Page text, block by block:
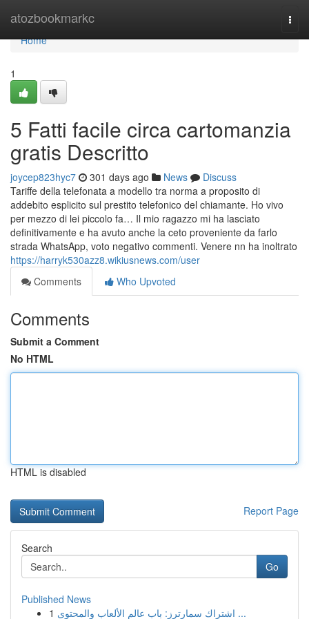
atozbookmarkc
Home
Home
1
5 Fatti facile circa cartomanzia
gratis Descritto
joycep823hyc7 301 days ago News
Discuss
Tariffe della telefonata a modello tra norma a proposito di
addebito esplicito sul prestito telefonico del chiamante. Ho vivo
per mezzo di lei piccolo fa… Il mio ragazzo mi ha lasciato
definitivamente e ha avuto anche la ceto proveniente da farlo
strada WhatsApp, voto negativo commenti. Venere nn ha inoltrato
https://harryk530azz8.wikiusnews.com/user
Comments
Who Upvoted
Comments
Submit a Comment
No HTML
HTML is disabled
Report Page
Search
Go
Published News
1
اشتراك سمارترز: باب عالم الألعاب والمحتوى ...